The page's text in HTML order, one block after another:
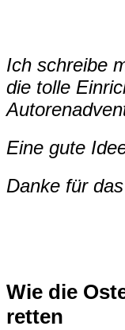
Ich schreibe
die tolle
Eine gute
Danke für
Wie die
retten